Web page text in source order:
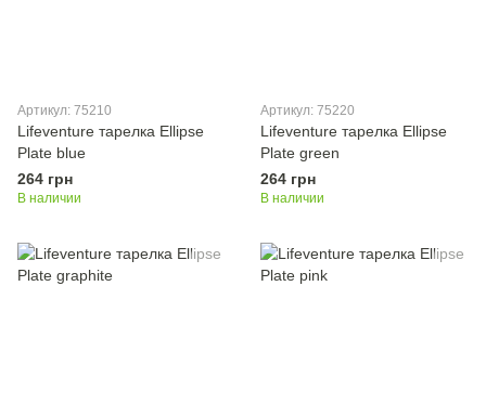
Артикул: 75210
Lifeventure тарелка Ellipse
Plate blue
264 грн
В наличии
Артикул: 75220
Lifeventure тарелка Ellipse
Plate green
264 грн
В наличии